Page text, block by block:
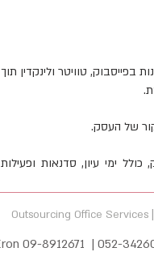
בפייסבוק, טוויטר ולינקדין תוך
של העסק.
ימי עיון, סדנאות ופעילות
Outsourcing Office Services